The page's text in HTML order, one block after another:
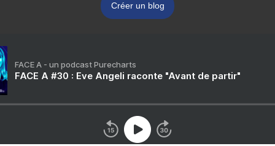
Créer un blog
FACE A - un podcast Purecharts
FACE A #30 : Eve Angeli raconte "Avant de partir"